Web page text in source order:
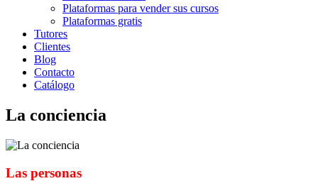
Plataformas para vender sus cursos
Plataformas gratis
Tutores
Clientes
Blog
Contacto
Catálogo
La conciencia
Las personas